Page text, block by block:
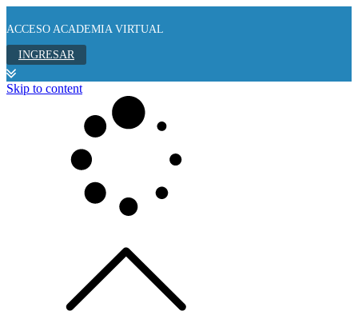
ACCESO ACADEMIA VIRTUAL
INGRESAR
Skip to content